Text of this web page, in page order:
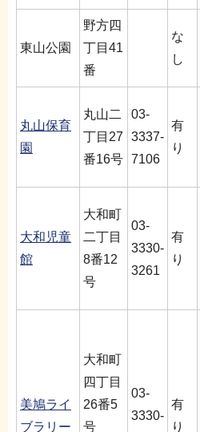
東山公園
野方四
丁目41
番
な
し
丸山保育
園
丸山二
丁目27
番16号
03-
3337-
7106
有
り
大和児童
館
大和町
二丁目
8番12
号
03-
3330-
3261
有
り
美鳩ライ
ブラリー
大和町
四丁目
26番5
号
03-
3330-
有
り